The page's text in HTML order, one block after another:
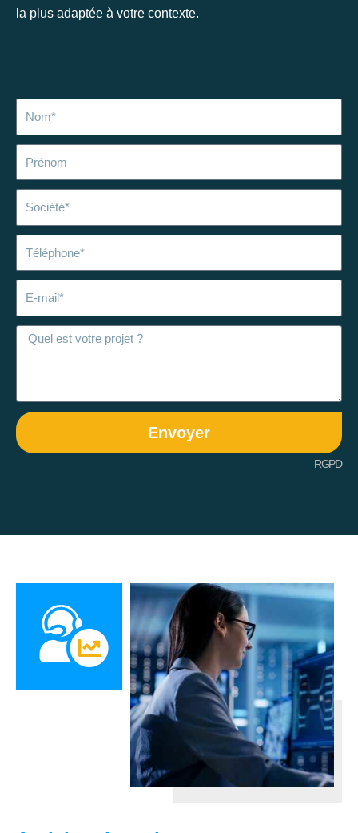
la plus adaptée à votre contexte.
mail
Envoyer
RGPD